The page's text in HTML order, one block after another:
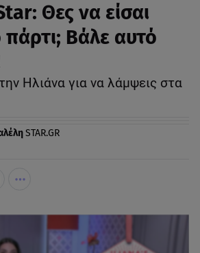
Θες να είσαι
πάρτι; Βάλε αυτό
Ηλιάνα για να λάμψεις στα
STAR.GR